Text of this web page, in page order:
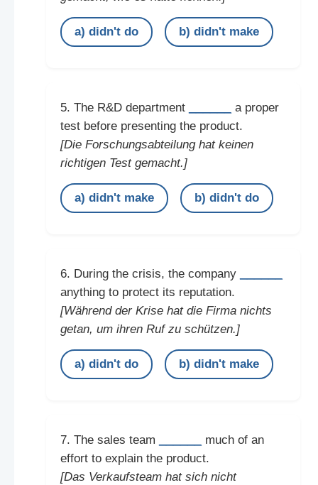
a) didn't do b) didn't make
5. The R&D department
a proper
test before presenting the product.
[Die Forschungsabteilung hat keinen
richtigen Test gemacht.]
a) didn't make b) didn't do
6. During the crisis, the company
anything to protect its reputation.
[Während der Krise hat die Firma nichts
getan, um ihren Ruf zu schützen.]
a) didn't do b) didn't make
7. The sales team
much of an
effort to explain the product.
[Das Verkaufsteam hat sich nicht